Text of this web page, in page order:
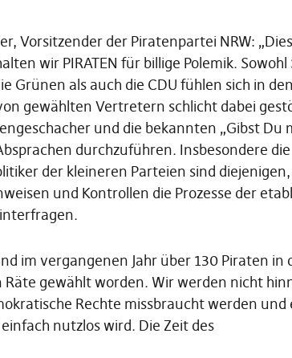
Vorsitzender der Piratenpartei NRW:
wir PIRATEN für billige Polemik. Sowohl
Grünen als auch die CDU fühlen sich in den
gewählten Vertretern schlicht dabei
und die bekannten „Gibst Du
durchzuführen. Insbesondere die
der kleineren Parteien sind
und Kontrollen die Prozesse der
im vergangenen Jahr über 130 Piraten in
Räte gewählt worden. Wir werden nicht
Rechte missbraucht werden und
nutzlos wird. Die Zeit des